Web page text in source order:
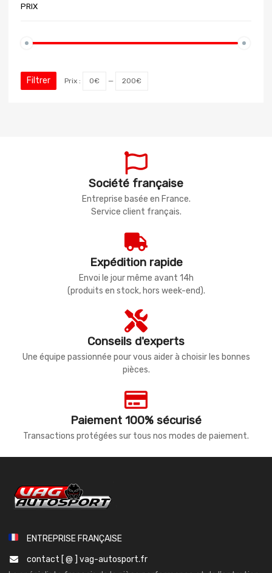
PRIX
Filtrer Prix : 0€ — 200€
Société française
Entreprise basée en France.
Service client français.
Expédition rapide
Envoi le jour même avant 14h
(produits en stock, hors week-end).
Conseils d'experts
Une équipe passionnée pour vous aider à choisir les bonnes
pièces.
Paiement 100% sécurisé
Transactions protégées sur tous nos modes de paiement.
ENTREPRISE FRANÇAISE
contact [ @ ] vag-autosport.fr